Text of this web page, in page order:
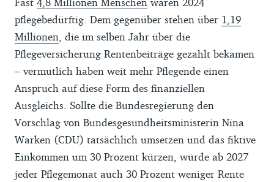
pflegebedürftig. Dem gegenüber stehen über 1,19
Millionen, die im selben Jahr über die
Pflegeversicherung Rentenbeiträge gezahlt bekamen
– vermutlich haben weit mehr Pflegende einen
Anspruch auf diese Form des finanziellen
Ausgleichs. Sollte die Bundesregierung den
Vorschlag von Bundesgesundheitsministerin Nina
Warken (CDU) tatsächlich umsetzen und das fiktive
Einkommen um 30 Prozent kürzen, würde ab 2027
jeder Pflegemonat auch 30 Prozent weniger Rente